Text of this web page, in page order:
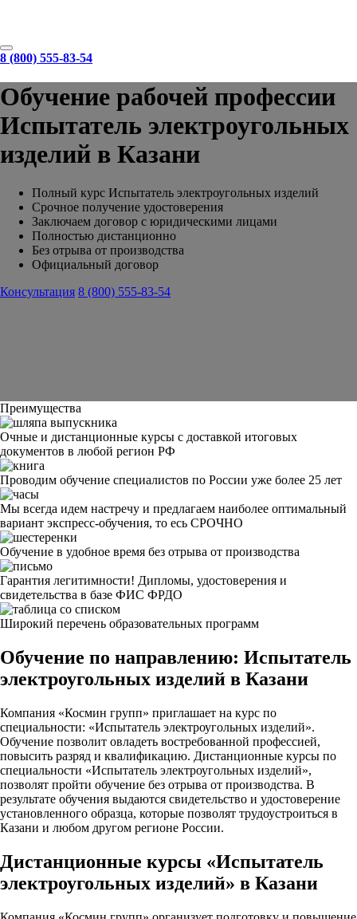
8 (800) 555-83-54
Обучение рабочей профессии
Испытатель электроугольных
изделий в Казани
Полный курс Испытатель электроугольных изделий
Срочное получение удостоверения
Заключаем договор с юридическими лицами
Полностью дистанционно
Без отрыва от производства
Официальный договор
Консультация 8 (800) 555-83-54
Преимущества
Очные и дистанционные курсы с доставкой итоговых
документов в любой регион РФ
Проводим обучение специалистов по России уже более 25 лет
Мы всегда идем настречу и предлагаем наиболее оптимальный
вариант экспресс-обучения, то есь СРОЧНО
Обучение в удобное время без отрыва от производства
Гарантия легитимности! Дипломы, удостоверения и
свидетельства в базе ФИС ФРДО
Широкий перечень образовательных программ
Обучение по направлению: Испытатель
электроугольных изделий в Казани
Компания «Космин групп» приглашает на курс по
специальности: «Испытатель электроугольных изделий».
Обучение позволит овладеть востребованной профессией,
повысить разряд и квалификацию. Дистанционные курсы по
специальности «Испытатель электроугольных изделий»,
позволят пройти обучение без отрыва от производства. В
результате обучения выдаются свидетельство и удостоверение
установленного образца, которые позволят трудоустроиться в
Казани и любом другом регионе России.
Дистанционные курсы «Испытатель
электроугольных изделий» в Казани